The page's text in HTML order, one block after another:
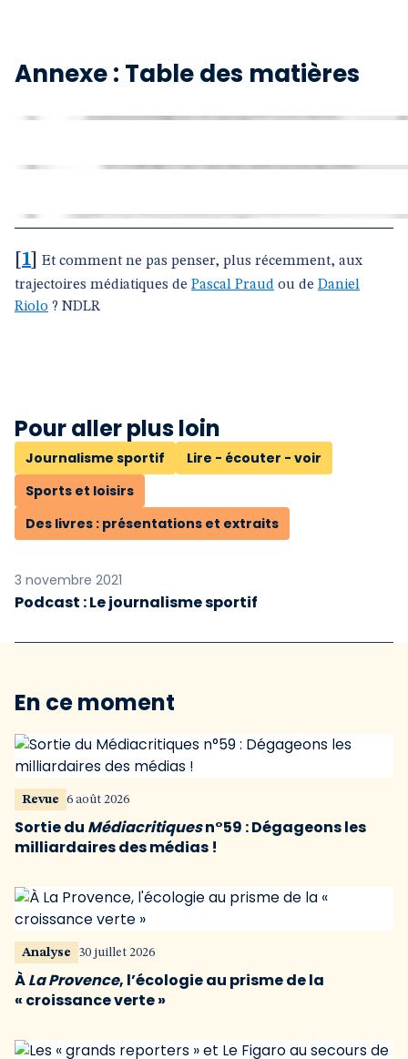
Annexe : Table des matières
1
Et comment ne pas penser, plus récemment, aux
trajectoires médiatiques de Pascal Praud ou de Daniel
Riolo ? NDLR
Pour aller plus loin
Journalisme sportif
Lire - écouter - voir
Sports et loisirs
Des livres : présentations et extraits
3 novembre 2021
Podcast : Le journalisme sportif
En ce moment
Revue 6 août 2026
Sortie du Médiacritiquesn°59 : Dégageons les
milliardaires des médias !
Analyse 30 juillet 2026
ÀLa Provence, l’écologie au prisme de la
« croissance verte »